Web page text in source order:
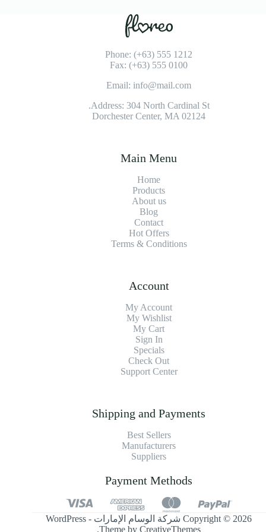
Phone: (+63) 555 1212
Fax: (+63) 555 0100
Email: info@mail.com
Address: 304 North Cardinal St.
Dorchester Center, MA 02124
Main Menu
Home
Products
About us
Blog
Contact
Hot Offers
Terms & Conditions
Account
My Account
My Wishlist
My Cart
Sign In
Specials
Check Out
Support Center
Shipping and Payments
Best Sellers
Manufacturers
Suppliers
Payment Methods
Copyright © 2026 شركة الوسام الإمارات - WordPress
Theme byCreativeThemes
.